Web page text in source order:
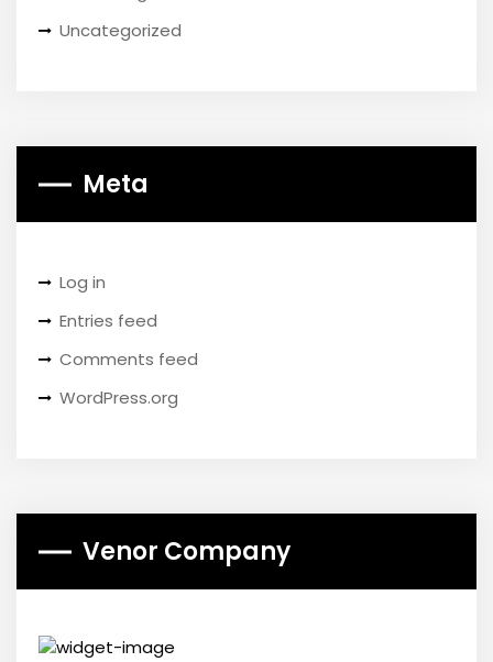
Uncategorized
Meta
Log in
Entries feed
Comments feed
WordPress.org
Venor Company